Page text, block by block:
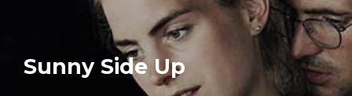
Sunny Side Up